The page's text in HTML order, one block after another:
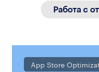
Работа с
App Store